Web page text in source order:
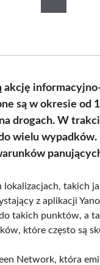
są w okresie od
drogach. W
wielu
takich
z aplikacji
takich punktów, a
które często są
Network, która